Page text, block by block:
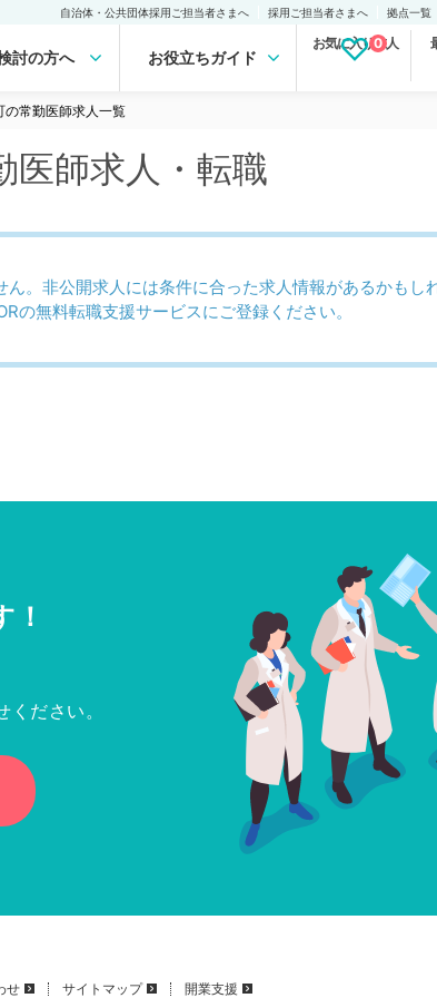
自治体・公共団体採用ご担当者さまへ 採用ご担当者さまへ 拠点一覧
討の方へ お役立ちガイド
お気に入り求人
0
の常勤医師求人一覧
医師求人・転職
。非公開求人には条件に合った求人情報があるかもし
の無料転職支援サービスにご登録ください。
！
ださい。
せ サイトマップ 開業支援